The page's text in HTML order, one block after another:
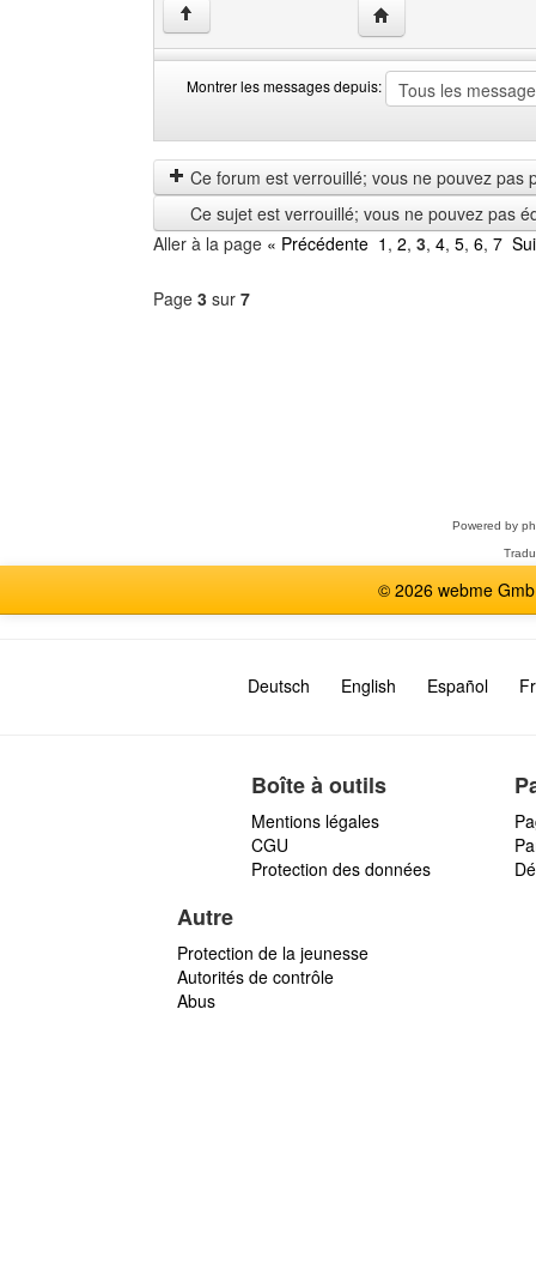
↑ Visiter le site web
Montrer les messages depuis:
les
messages
depuis
by
Ce forum est verrouillé; vous ne pouvez pas
Ce sujet est verrouillé; vous ne pouvez pas
Aller à la page « Précédente 1 , 2, 3, 4, 5, 6, 7
Page 3 sur 7
Powered by
© 2026 webme
Deutsch English Español
Boîte à outils
Mentions légales
CGU
Protection des données
Autre
Protection de la jeunesse
Autorités de contrôle
Abus